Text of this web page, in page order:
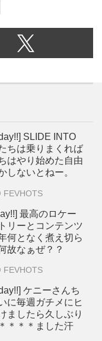
SLIDE INTO
ちは乗りまくれば
はやり始めた自由
しないとねー。
FEVHOTS
最高のロケー
リーとコンテンツ
何となく煮え切ら
故なぁぜ？？
FEVHOTS
ケニーさんち
に毎週ガチメにヒ
ましたら久しぶり
＊＊＊ました汗